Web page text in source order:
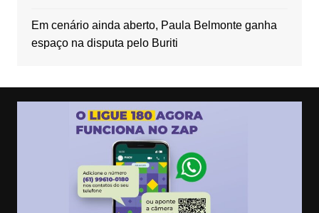
Em cenário ainda aberto, Paula Belmonte ganha
espaço na disputa pelo Buriti